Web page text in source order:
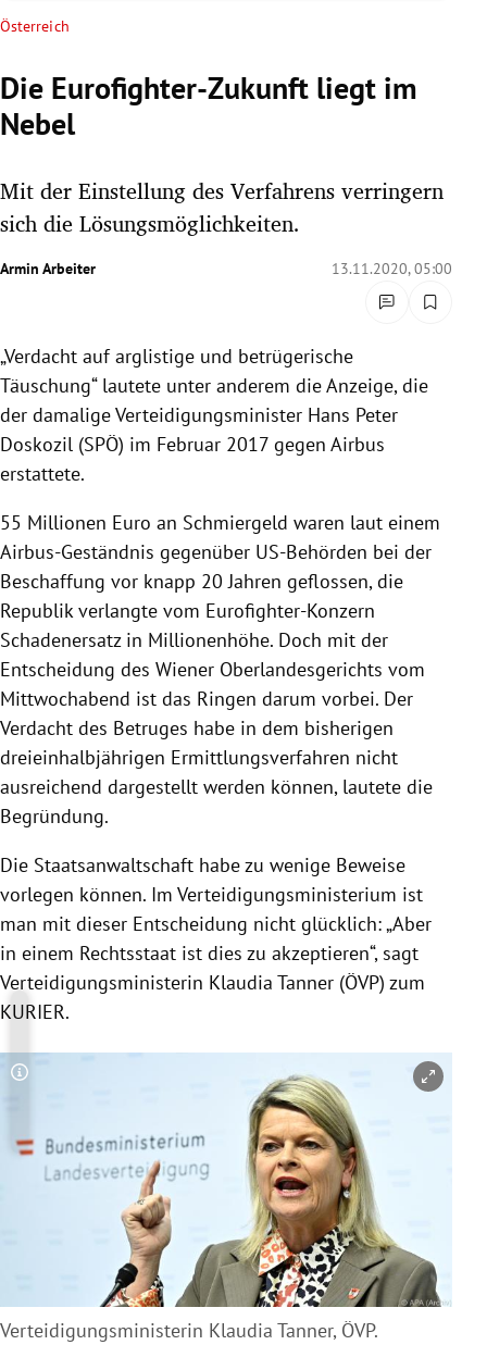
Untermenü
Untermenü
Untermenü
Untermenü
Untermenü
Untermenü
Untermenü
Österreich
Die Eurofighter-Zukunft liegt im
Nebel
Mit der Einstellung des Verfahrens verringern
sich die Lösungsmöglichkeiten.
Armin Arbeiter 13.11.2020, 05:00
„Verdacht auf arglistige und betrügerische
Täuschung“ lautete unter anderem die Anzeige, die
der damalige Verteidigungsminister Hans Peter
Doskozil (SPÖ) im Februar 2017 gegen Airbus
erstattete.
55 Millionen Euro an Schmiergeld waren laut einem
Airbus-Geständnis gegenüber US-Behörden bei der
Beschaffung vor knapp 20 Jahren geflossen, die
Republik verlangte vom Eurofighter-Konzern
Schadenersatz in Millionenhöhe. Doch mit der
Entscheidung des Wiener Oberlandesgerichts vom
Mittwochabend ist das Ringen darum vorbei. Der
Verdacht des Betruges habe in dem bisherigen
dreieinhalbjährigen Ermittlungsverfahren nicht
ausreichend dargestellt werden können, lautete die
Begründung.
Die Staatsanwaltschaft habe zu wenige Beweise
vorlegen können. Im Verteidigungsministerium ist
man mit dieser Entscheidung nicht glücklich: „Aber
in einem Rechtsstaat ist dies zu akzeptieren“, sagt
Verteidigungsministerin Klaudia Tanner (ÖVP) zum
KURIER.
Copyright-Hinweis öffnen/schließen
Verteidigungsministerin Klaudia Tanner, ÖVP.